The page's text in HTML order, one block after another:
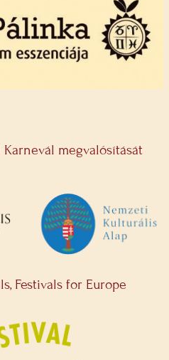
Karnevál megvalósítását
Festivals for Europe